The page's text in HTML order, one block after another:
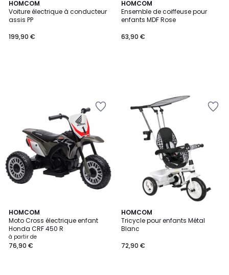
HOMCOM
Voiture électrique à conducteur
assis PP
199,90 €
HOMCOM
Ensemble de coiffeuse pour
enfants MDF Rose
63,90 €
HOMCOM
Moto Cross électrique enfant
Honda CRF 450 R
à partir de
76,90 €
3
Couleurs
HOMCOM
Tricycle pour enfants Métal
Blanc
72,90 €